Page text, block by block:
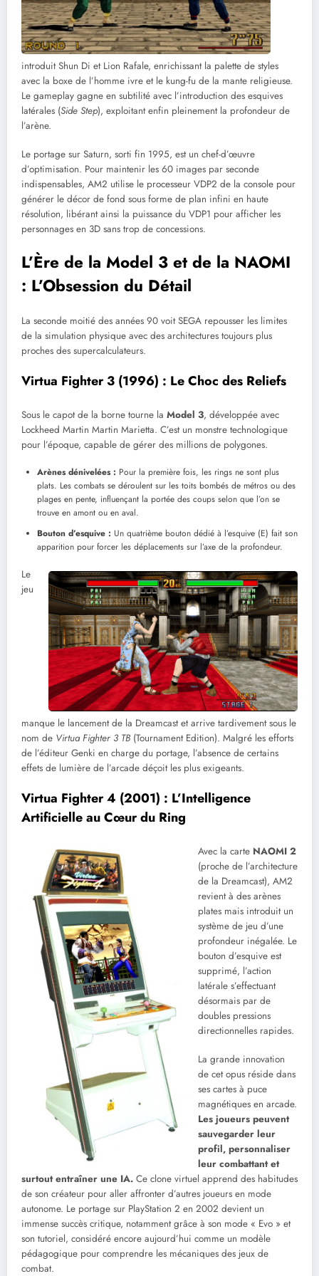
introduit Shun Di et Lion Rafale, enrichissant la palette de styles
avec la boxe de l’homme ivre et le kung-fu de la mante religieuse.
Le gameplay gagne en subtilité avec l’introduction des esquives
latérales (Side Step), exploitant enfin pleinement la profondeur de
l’arène.
Le portage sur Saturn, sorti fin 1995, est un chef-d’œuvre
d’optimisation. Pour maintenir les 60 images par seconde
indispensables, AM2 utilise le processeur VDP2 de la console pour
générer le décor de fond sous forme de plan infini en haute
résolution, libérant ainsi la puissance du VDP1 pour afficher les
personnages en 3D sans trop de concessions.
L’Ère de la Model 3 et de la NAOMI
: L’Obsession du Détail
La seconde moitié des années 90 voit SEGA repousser les limites
de la simulation physique avec des architectures toujours plus
proches des supercalculateurs.
Virtua Fighter 3 (1996) : Le Choc des Reliefs
Sous le capot de la borne tourne la Model 3, développée avec
Lockheed Martin Martin Marietta. C’est un monstre technologique
pour l’époque, capable de gérer des millions de polygones.
Arènes dénivelées : Pour la première fois, les rings ne sont plus
plats. Les combats se déroulent sur les toits bombés de métros ou des
plages en pente, influençant la portée des coups selon que l’on se
trouve en amont ou en aval.
Bouton d’esquive : Un quatrième bouton dédié à l’esquive (E) fait son
apparition pour forcer les déplacements sur l’axe de la profondeur.
Le
jeu
manque le lancement de la Dreamcast et arrive tardivement sous le
nom de Virtua Fighter 3 TB (Tournament Edition). Malgré les efforts
de l’éditeur Genki en charge du portage, l’absence de certains
effets de lumière de l’arcade déçoit les plus exigeants.
Virtua Fighter 4 (2001) : L’Intelligence
Artificielle au Cœur du Ring
Avec la carte NAOMI 2
(proche de l’architecture
de la Dreamcast), AM2
revient à des arènes
plates mais introduit un
système de jeu d’une
profondeur inégalée. Le
bouton d’esquive est
supprimé, l’action
latérale s’effectuant
désormais par de
doubles pressions
directionnelles rapides.
La grande innovation
de cet opus réside dans
ses cartes à puce
magnétiques en arcade.
Les joueurs peuvent
sauvegarder leur
profil, personnaliser
leur combattant et
surtout entraîner une IA. Ce clone virtuel apprend des habitudes
de son créateur pour aller affronter d’autres joueurs en mode
autonome. Le portage sur PlayStation 2 en 2002 devient un
immense succès critique, notamment grâce à son mode « Evo » et
son tutoriel, considéré encore aujourd’hui comme un modèle
pédagogique pour comprendre les mécaniques des jeux de
combat.